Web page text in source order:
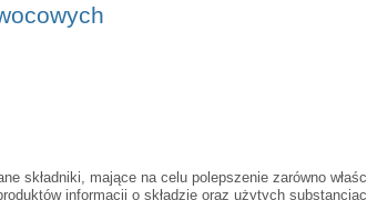
składniki, mające na celu polepszenie zarówno
informacji o składzie oraz użytych